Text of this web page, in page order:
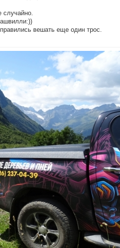
случайно.
вешать еще один трос.